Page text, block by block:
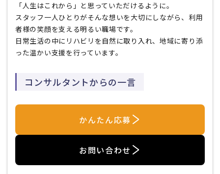
「人生はこれから」と思っていただけるように――。
スタッフ一人ひとりがそんな想いを大切にしながら、利用
者様の笑顔を支える明るい職場です。
日常生活の中にリハビリを自然に取り入れ、地域に寄り添
った温かい支援を行っています。
コンサルタントからの一言
かんたん応募
お問い合わせ